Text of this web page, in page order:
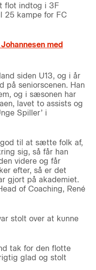
flot indtog i 3F
25 kampe for FC
med
siden U13, og i år
på seniorscenen. Han
og i sæsonen har
lavet to assists og
Spiller’ i
til at sætte folk af,
sig, så får han
videre og får
efter, så er det
gjort på akademiet.
of Coaching, René
stolt over at kunne
tak for den flotte
glad og stolt